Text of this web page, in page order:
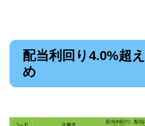
配当利回り4.0%超
め